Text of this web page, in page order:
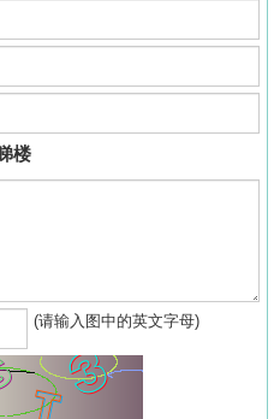
楼
(请输入图中的英文字母)